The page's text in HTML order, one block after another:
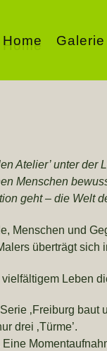
Home Galerie
Atelier’ unter
Menschen
geht – die Welt
Menschen und
überträgt
Leben
‚Freiburg
drei ‚Türme’.